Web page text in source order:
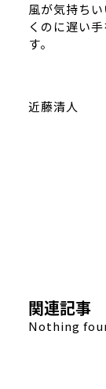
風が気持ち
くのに遅い
す。
近藤清人
関連記事
Nothing